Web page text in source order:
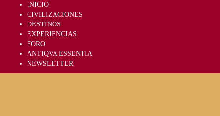
INICIO
CIVILIZACIONES
DESTINOS
EXPERIENCIAS
FORO
ANTIQVA ESSENTIA
NEWSLETTER